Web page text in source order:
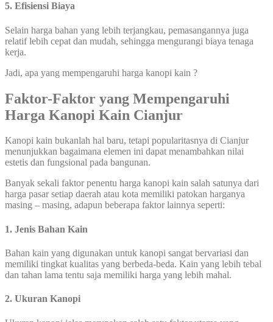
5. Efisiensi Biaya
Selain harga bahan yang lebih terjangkau, pemasangannya juga
relatif lebih cepat dan mudah, sehingga mengurangi biaya tenaga
kerja.
Jadi, apa yang mempengaruhi harga kanopi kain ?
Faktor-Faktor yang Mempengaruhi
Harga Kanopi Kain Cianjur
Kanopi kain bukanlah hal baru, tetapi popularitasnya di Cianjur
menunjukkan bagaimana elemen ini dapat menambahkan nilai
estetis dan fungsional pada bangunan.
Banyak sekali faktor penentu harga kanopi kain salah satunya dari
harga pasar setiap daerah atau kota memiliki patokan harganya
masing – masing, adapun beberapa faktor lainnya seperti:
1. Jenis Bahan Kain
Bahan kain yang digunakan untuk kanopi sangat bervariasi dan
memiliki tingkat kualitas yang berbeda-beda. Kain yang lebih tebal
dan tahan lama tentu saja memiliki harga yang lebih mahal.
2. Ukuran Kanopi